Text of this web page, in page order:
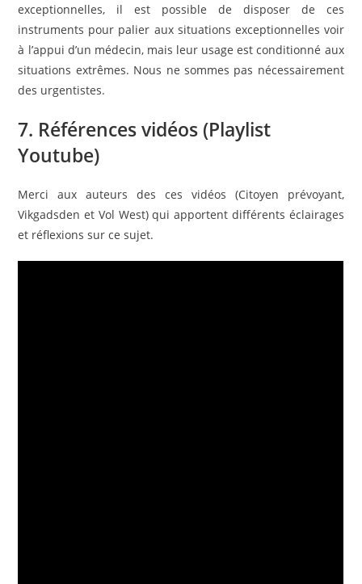
exceptionnelles, il est possible de disposer de ces
instruments pour palier aux situations exceptionnelles voir
à l’appui d’un médecin, mais leur usage est conditionné aux
situations extrêmes. Nous ne sommes pas nécessairement
des urgentistes.
7. Références vidéos (Playlist
Youtube)
Merci aux auteurs des ces vidéos (Citoyen prévoyant,
Vikgadsden et Vol West) qui apportent différents éclairages
et réflexions sur ce sujet.